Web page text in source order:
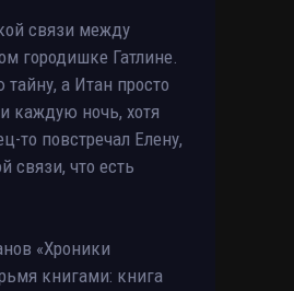
связи между
городишке Гатлине.
а Итан просто
каждую ночь, хотя
то повстречал Елену,
связи, что есть
«Хроники
книгами: книга